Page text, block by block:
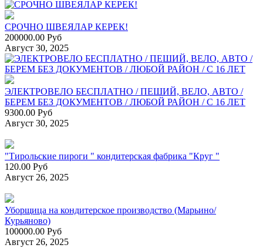
СРОЧНО ШВЕЯЛАР КЕРЕК!
200000.00 Руб
Август 30, 2025
ЭЛЕКТРОВЕЛО БЕСПЛАТНО / ПЕШИЙ, ВЕЛО, АВТО /
БЕРЕМ БЕЗ ДОКУМЕНТОВ / ЛЮБОЙ РАЙОН / С 16 ЛЕТ
9300.00 Руб
Август 30, 2025
"Тирольские пироги " кондитерская фабрика "Круг "
120.00 Руб
Август 26, 2025
Уборщица на кондитерское производство (Марьино/
Курьяново)
100000.00 Руб
Август 26, 2025